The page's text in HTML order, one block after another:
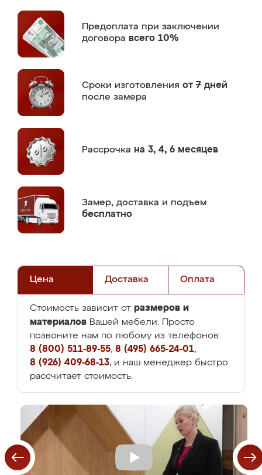
Предоплата при заключении
договора всего 10%
Сроки изготовления от 7 дней
после замера
Рассрочка на 3, 4, 6 месяцев
Замер, доставка и подъем
бесплатно
Цена Доставка Оплата
Стоимость зависит от размеров и
материалов Вашей мебели. Просто
позвоните нам по любому из телефонов:
8 (800) 511-89-55, 8 (495) 665-24-01,
8 (926) 409-68-13, и наш менеджер быстро
рассчитает стоимость.